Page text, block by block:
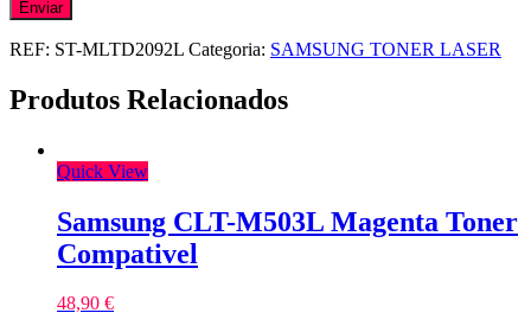
REF: ST-MLTD2092L Categoria: SAMSUNG TONER LASER
Produtos Relacionados
Quick View
Samsung CLT-M503L Magenta Toner
Compativel
48,90 €